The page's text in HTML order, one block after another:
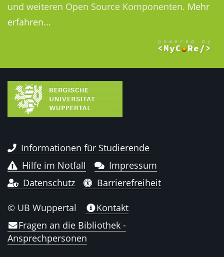
und weiteren Open Source Komponenten. Mehr
erfahren...
Informationen für Studierende
Hilfe im Notfall
Impressum
Datenschutz
Barrierefreiheit
© UB Wuppertal
Kontakt
Fragen an die Bibliothek -
Ansprechpersonen